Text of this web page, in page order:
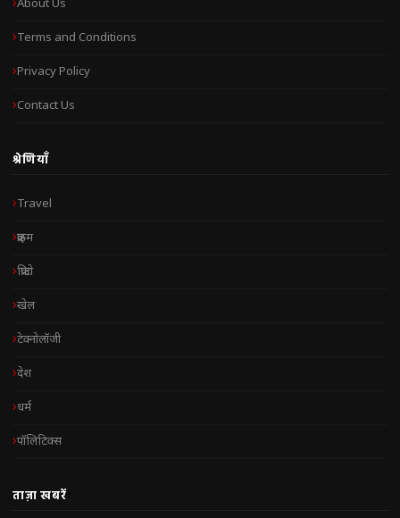
About Us
Terms and Conditions
Privacy Policy
Contact Us
श्रेणियाँ
Travel
क्राइम
क्रिप्टो
खेल
टेक्नोलॉजी
देश
धर्म
पॉलिटिक्स
ताज़ा खबरें